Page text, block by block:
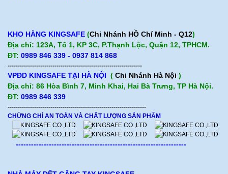
KHO HÀNG KINGSAFE (Chi Nhánh HỒ Chí Minh - Q12)
Địa chỉ: 123A, Tổ 1, KP 3C, P.Thạnh Lộc, Quận 12, TPHCM.
ĐT: 0989 846 339 - 0937 814 868
------------------------------------------------------------------
VPĐD KINGSAFE TẠI HÀ NỘI ( Chi Nhánh Hà Nội )
Địa chỉ: 86 Hòa Bình 7, Minh Khai, Hai Bà Trưng, TP Hà Nội.
ĐT: 0989 846 339
--------------------------------------------------------------------
CHỨNG CHỈ AN TOÀN VÀ CHẤT LƯỢNG SẢN PHẨM
-------------------------------------------------------------------